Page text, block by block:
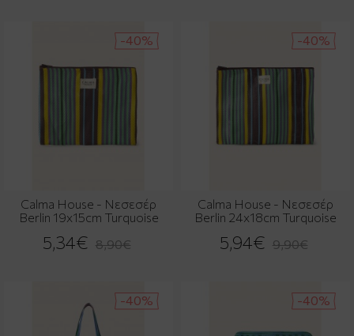
-40%
Calma House - Νεσεσέρ
Berlin 19x15cm Turquoise
5,34€ 8,90€
-40%
Calma House - Νεσεσέρ
Berlin 24x18cm Turquoise
5,94€ 9,90€
-40% -40%